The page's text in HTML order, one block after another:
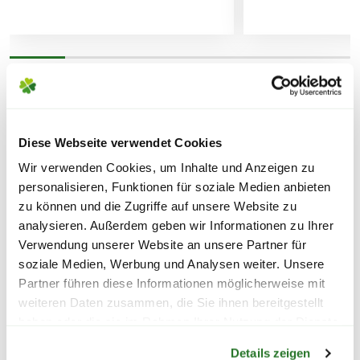
Diese Webseite verwendet Cookies
Wir verwenden Cookies, um Inhalte und Anzeigen zu
personalisieren, Funktionen für soziale Medien anbieten
zu können und die Zugriffe auf unsere Website zu
analysieren. Außerdem geben wir Informationen zu Ihrer
Verwendung unserer Website an unsere Partner für
soziale Medien, Werbung und Analysen weiter. Unsere
Partner führen diese Informationen möglicherweise mit
weiteren Daten zusammen, die Sie ihnen bereitgestellt
Details zeigen
Organisch-mineralischer NPK-Dünger flüssig
von NPK-Dünger und 1% Seevogelguano, mit
Komplexbildner EDTA, chloridarm.
Sicherheitsdatenblatt
FOLGENDE VERSANDKOSTEN
PAKETVERSAND
6,95€für Standardpakete (z.B.Dünger oder
Zubehör)
7,95€
für größere Pakete (z.B. Pflanzen oder
Erde)
SPERRGUTVERSAND
14,95€